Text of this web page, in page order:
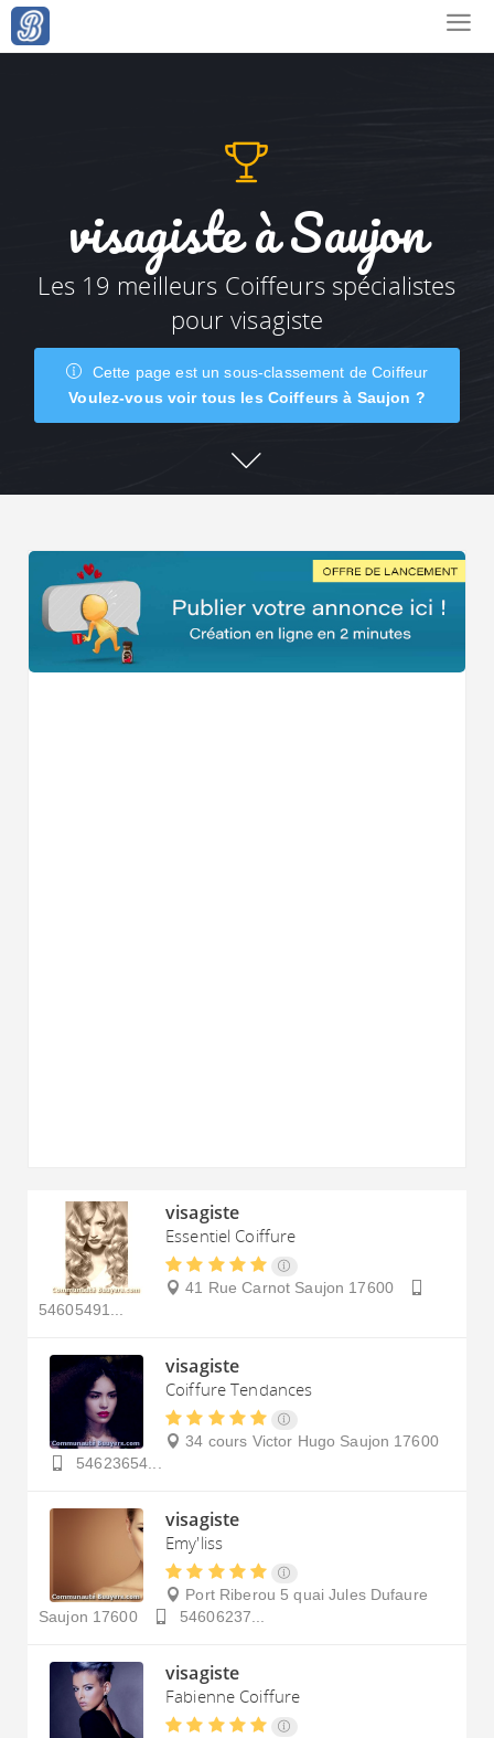
visagiste à Saujon
Les 19 meilleurs Coiffeurs spécialistes
pour visagiste
Cette page est un sous-classement de Coiffeur
Voulez-vous voir tous les Coiffeurs à Saujon ?
visagiste
Essentiel Coiffure
41 Rue Carnot Saujon 17600
54605491...
visagiste
Coiffure Tendances
34 cours Victor Hugo Saujon 17600
54623654...
visagiste
Emy'liss
Port Riberou 5 quai Jules Dufaure
Saujon 17600 54606237...
visagiste
Fabienne Coiffure